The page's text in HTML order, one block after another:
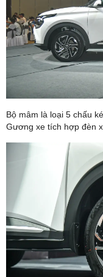
Bộ mâm là loại 5 chấu
Gương xe tích hợp đèn